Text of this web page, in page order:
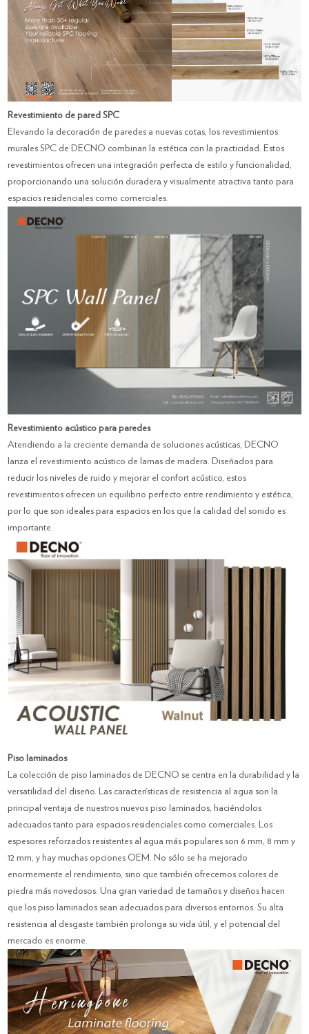
Revestimiento de pared SPC
Elevando la decoración de paredes a nuevas cotas, los revestimientos
murales SPC de DECNO combinan la estética con la practicidad. Estos
revestimientos ofrecen una integración perfecta de estilo y funcionalidad,
proporcionando una solución duradera y visualmente atractiva tanto para
espacios residenciales como comerciales.
Revestimiento acústico para paredes
Atendiendo a la creciente demanda de soluciones acústicas, DECNO
lanza el revestimiento acústico de lamas de madera. Diseñados para
reducir los niveles de ruido y mejorar el confort acústico, estos
revestimientos ofrecen un equilibrio perfecto entre rendimiento y estética,
por lo que son ideales para espacios en los que la calidad del sonido es
importante.
Piso laminados
La colección de piso laminados de DECNO se centra en la durabilidad y la
versatilidad del diseño. Las características de resistencia al agua son la
principal ventaja de nuestros nuevos piso laminados, haciéndolos
adecuados tanto para espacios residenciales como comerciales. Los
espesores reforzados resistentes al agua más populares son 6 mm, 8 mm y
12 mm, y hay muchas opciones OEM. No sólo se ha mejorado
enormemente el rendimiento, sino que también ofrecemos colores de
piedra más novedosos. Una gran variedad de tamaños y diseños hacen
que los piso laminados sean adecuados para diversos entornos. Su alta
resistencia al desgaste también prolonga su vida útil, y el potencial del
mercado es enorme.